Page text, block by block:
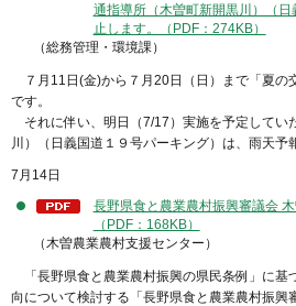
通指導所（木曽町新開黒川）（
止します。（PDF：274KB）
（総務管理・環境課）
７月11日(金)から７月20日（日）まで「夏の
です。
それに伴い、明日（7/17）実施を予定してい
川）（日義国道１９号パーキング）は、雨天予
7月14日
長野県食と農業農村振興審議会
（PDF：168KB）
（木曽農業農村支援センター）
「長野県食と農業農村振興の県民条例」に基
向について検討する「長野県食と農業農村振興